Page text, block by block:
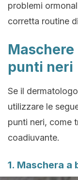
problemi
corretta routine
punti neri
Se il
utilizzare le
punti neri, come
coadiuvante.
1. Maschera a